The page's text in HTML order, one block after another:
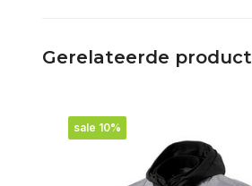
Gerelateerde
sale 10%